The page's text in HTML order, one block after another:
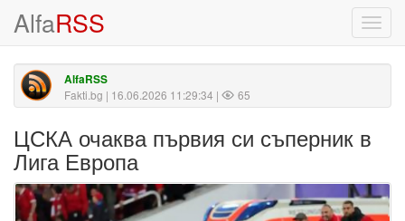
AlfaRSS
AlfaRSS
Fakti.bg | 16.06.2026 11:29:34 | 65
ЦСКА очаква първия си съперник в
Лига Европа